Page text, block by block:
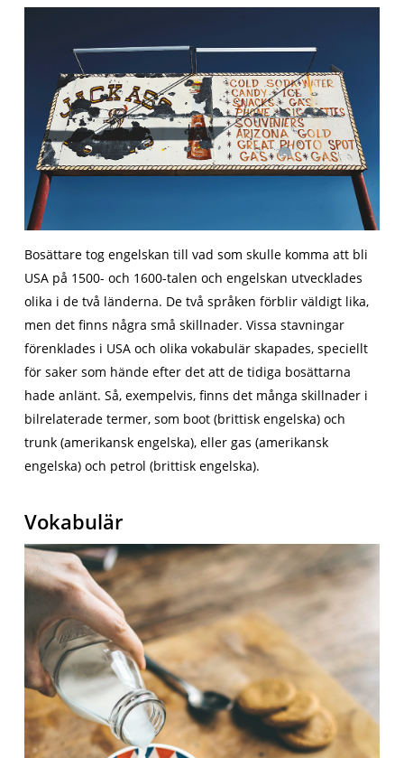
Bosättare tog engelskan till vad som skulle komma att bli
USA på 1500- och 1600-talen och engelskan utvecklades
olika i de två länderna. De två språken förblir väldigt lika,
men det finns några små skillnader. Vissa stavningar
förenklades i USA och olika vokabulär skapades, speciellt
för saker som hände efter det att de tidiga bosättarna
hade anlänt. Så, exempelvis, finns det många skillnader i
bilrelaterade termer, som boot (brittisk engelska) och
trunk (amerikansk engelska), eller gas (amerikansk
engelska) och petrol (brittisk engelska).
Vokabulär